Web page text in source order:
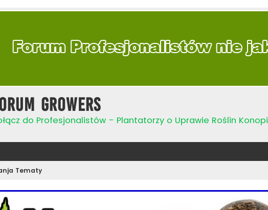
Growers
do Profesjonalistów - Plantatorzy o Uprawie Roślin Konopi
Tematy